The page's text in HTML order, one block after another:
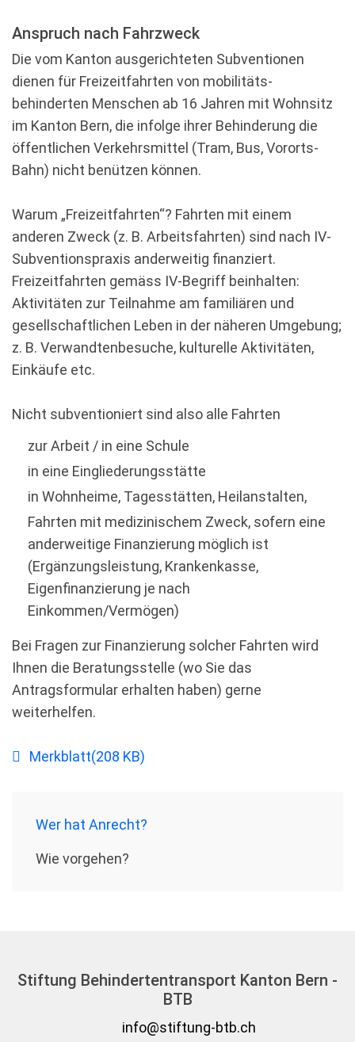
Anspruch nach Fahrzweck
Die vom Kanton ausgerichteten Subventionen
dienen für Freizeitfahrten von mobilitäts­
behinderten Menschen ab 16 Jahren mit Wohnsitz
im Kanton Bern, die infolge ihrer Behinderung die
öffentlichen Verkehrsmittel (Tram, Bus, Vororts-
Bahn) nicht benützen können.
Warum „Freizeitfahrten“? Fahrten mit einem
anderen Zweck (z. B. Arbeitsfahrten) sind nach IV-
Subventionspraxis anderweitig finanziert.
Freizeitfahrten gemäss IV-Begriff beinhalten:
Aktivitäten zur Teilnahme am familiären und
gesellschaftlichen Leben in der näheren Umgebung;
z. B. Verwandtenbesuche, kulturelle Aktivitäten,
Einkäufe etc.
Nicht subventioniert sind also alle Fahrten
zur Arbeit / in eine Schule
in eine Eingliederungsstätte
in Wohnheime, Tagesstätten, Heilanstalten,
Fahrten mit medizinischem Zweck, sofern eine
anderweitige Finanzierung möglich ist
(Ergänzungsleistung, Krankenkasse,
Eigenfinanzierung je nach
Einkommen/Vermögen)
Bei Fragen zur Finanzierung solcher Fahrten wird
Ihnen die Beratungsstelle (wo Sie das
Antragsformular erhalten haben) gerne
weiterhelfen.
pdf
Merkblatt(208 KB)
Wer hat Anrecht?
Wie vorgehen?
Stiftung Behindertentransport Kanton Bern -
BTB
info@stiftung-btb.ch